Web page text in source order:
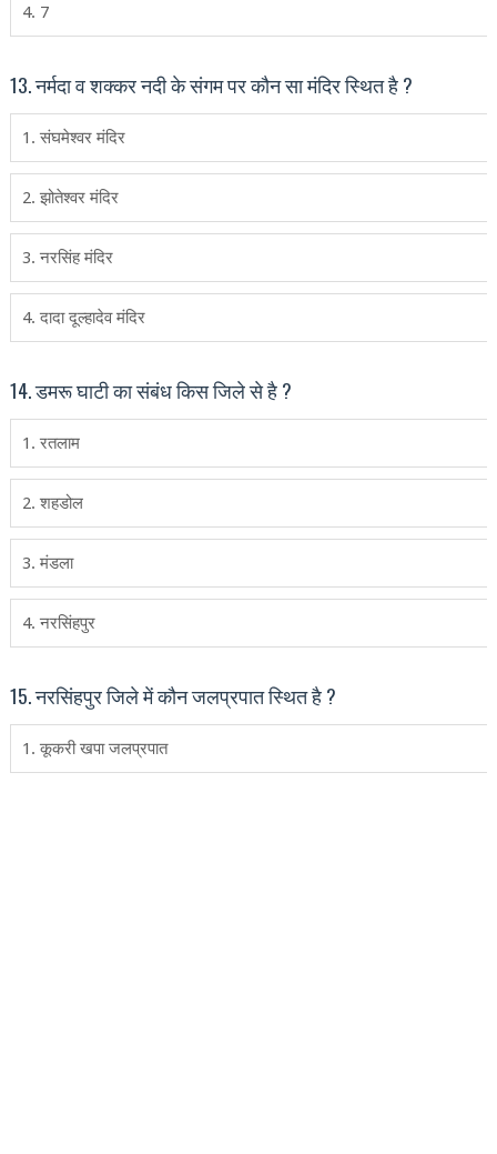
4. 7
13. नर्मदा व शक्‍कर नदी के संगम पर कौन सा मंदिर स्थित है ?
1. संघमेश्‍वर मंदिर
2. झोतेश्‍वर मंदिर
3. नरसिंह मंदिर
4. दादा दूल्‍हादेव मंदिर
14. डमरू घाटी का संबंध किस जिले से है ?
1. रतलाम
2. शहडोल
3. मंडला
4. नरसिंहपुर
15. नरसिंहपुर जिले में कौन जलप्रपात स्थित है ?
1. कूकरी खपा जलप्रपात